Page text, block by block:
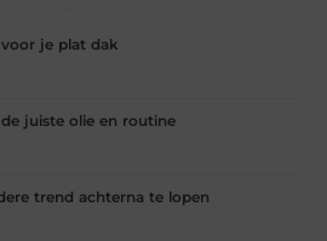
je plat dak
juiste olie en routine
trend achterna te lopen